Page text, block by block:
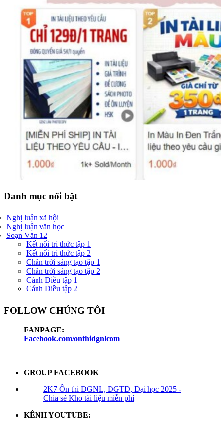
Danh mục nổi bật
Nghị luận xã hội
Nghị luận văn học
Soạn Văn 12
Kết nối tri thức tập 1
Kết nối tri thức tập 2
Chân trời sáng tạo tập 1
Chân trời sáng tạo tập 2
Cánh Diều tập 1
Cánh Diều tập 2
FOLLOW CHÚNG TÔI
FANPAGE:
Facebook.com/onthidgnlcom
GROUP FACEBOOK
2K7 Ôn thi ĐGNL, ĐGTD, Đại học 2025 -
Chia sẻ Kho tài liệu miễn phí
KÊNH YOUTUBE: